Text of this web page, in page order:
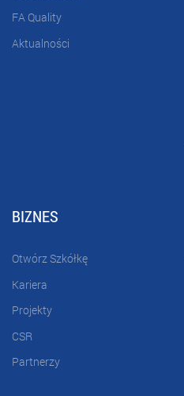
FA Quality
Aktualności
BIZNES
Otwórz Szkółkę
Kariera
Projekty
CSR
Partnerzy